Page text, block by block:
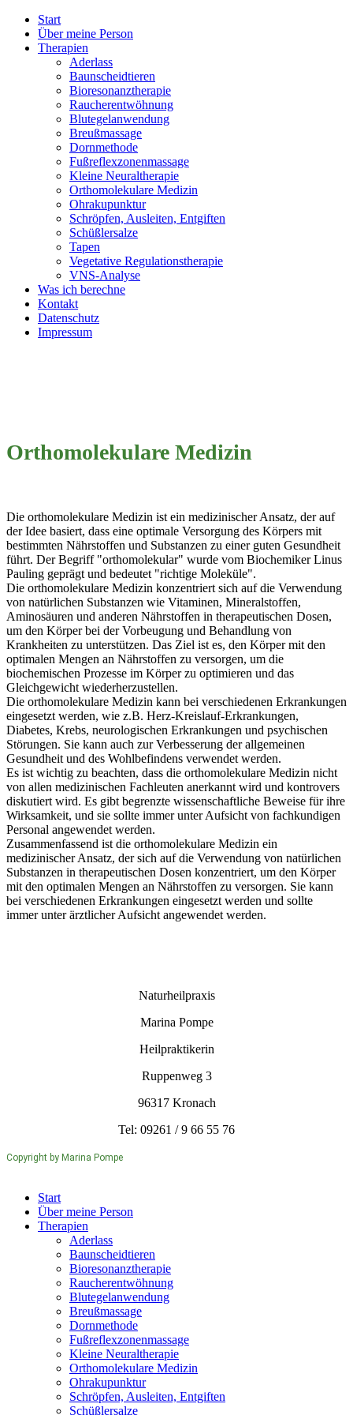
Start
Über meine Person
Therapien
Aderlass
Baunscheidtieren
Bioresonanztherapie
Raucherentwöhnung
Blutegelanwendung
Breußmassage
Dornmethode
Fußreflexzonenmassage
Kleine Neuraltherapie
Orthomolekulare Medizin
Ohrakupunktur
Schröpfen, Ausleiten, Entgiften
Schüßlersalze
Tapen
Vegetative Regulationstherapie
VNS-Analyse
Was ich berechne
Kontakt
Datenschutz
Impressum
Orthomolekulare Medizin
Die orthomolekulare Medizin ist ein medizinischer Ansatz, der auf
der Idee basiert, dass eine optimale Versorgung des Körpers mit
bestimmten Nährstoffen und Substanzen zu einer guten Gesundheit
führt. Der Begriff "orthomolekular" wurde vom Biochemiker Linus
Pauling geprägt und bedeutet "richtige Moleküle".
Die orthomolekulare Medizin konzentriert sich auf die Verwendung
von natürlichen Substanzen wie Vitaminen, Mineralstoffen,
Aminosäuren und anderen Nährstoffen in therapeutischen Dosen,
um den Körper bei der Vorbeugung und Behandlung von
Krankheiten zu unterstützen. Das Ziel ist es, den Körper mit den
optimalen Mengen an Nährstoffen zu versorgen, um die
biochemischen Prozesse im Körper zu optimieren und das
Gleichgewicht wiederherzustellen.
Die orthomolekulare Medizin kann bei verschiedenen Erkrankungen
eingesetzt werden, wie z.B. Herz-Kreislauf-Erkrankungen,
Diabetes, Krebs, neurologischen Erkrankungen und psychischen
Störungen. Sie kann auch zur Verbesserung der allgemeinen
Gesundheit und des Wohlbefindens verwendet werden.
Es ist wichtig zu beachten, dass die orthomolekulare Medizin nicht
von allen medizinischen Fachleuten anerkannt wird und kontrovers
diskutiert wird. Es gibt begrenzte wissenschaftliche Beweise für ihre
Wirksamkeit, und sie sollte immer unter Aufsicht von fachkundigen
Personal angewendet werden.
Zusammenfassend ist die orthomolekulare Medizin ein
medizinischer Ansatz, der sich auf die Verwendung von natürlichen
Substanzen in therapeutischen Dosen konzentriert, um den Körper
mit den optimalen Mengen an Nährstoffen zu versorgen. Sie kann
bei verschiedenen Erkrankungen eingesetzt werden und sollte
immer unter ärztlicher Aufsicht angewendet werden.
Naturheilpraxis
Marina Pompe
Heilpraktikerin
Ruppenweg 3
96317 Kronach
Tel: 09261 / 9 66 55 76
Copyright by Marina Pompe
Start
Über meine Person
Therapien
Aderlass
Baunscheidtieren
Bioresonanztherapie
Raucherentwöhnung
Blutegelanwendung
Breußmassage
Dornmethode
Fußreflexzonenmassage
Kleine Neuraltherapie
Orthomolekulare Medizin
Ohrakupunktur
Schröpfen, Ausleiten, Entgiften
Schüßlersalze